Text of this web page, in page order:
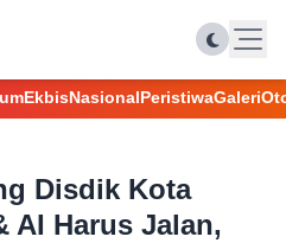
EkbisNasionalPeristiwaGaleri
Disdik Kota
AI Harus Jalan,